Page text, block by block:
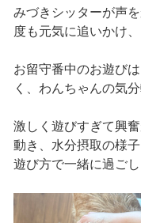
みづきシッターが声
度も元気に追いかけ
お留守番中のお遊び
く、わんちゃんの気
激しく遊びすぎて興
動き、水分摂取の様
遊び方で一緒に過ごし